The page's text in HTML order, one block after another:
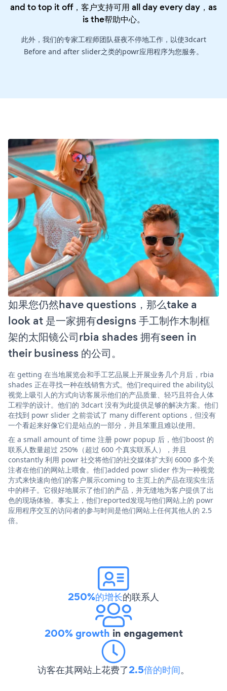
and to top it off，客户支持可用 all day every day，as
is the帮助中心。
此外，我们的专家工程师团队昼夜不停地工作，以使3dcart
Before and after slider之类的powr应用程序为您服务。
如果您仍然have questions，那么take a
look at 是一家拥有designs 手工制作木制框
架的太阳镜公司rbia shades 拥有seen in
their business 的公司。
在 getting 在当地展览会和手工艺品展上开展业务几个月后，rbia
shades 正在寻找一种在线销售方式。他们required the ability以
视觉上吸引人的方式向访客展示他们的产品质量、轻巧且符合人体
工程学的设计。他们的 3dcart 没有为此提供足够的解决方案。他们
在找到 powr slider 之前尝试了 many different options，但没有
一个看起来好像它们是站点的一部分，并且笨重且难以使用。
在 a small amount of time 注册 powr popup 后，他们boost 的
联系人数量超过 250%（超过 600 个真实联系人），并且
constantly 利用 powr 社交将他们的社交媒体扩大到 6000 多个关
注者在他们的网站上喂食。他们added powr slider 作为一种视觉
方式来快速向他们的客户展示coming to 主页上的产品在现实生活
中的样子。它很好地展示了他们的产品，并无缝地为客户提供了出
色的现场体验。事实上，他们reported发现与他们网站上的 powr
应用程序交互的访问者的参与时间是他们网站上任何其他人的 2.5
倍。
250%的增长的联系人
200% growth in engagement
访客在其网站上花费了2.5倍的时间。